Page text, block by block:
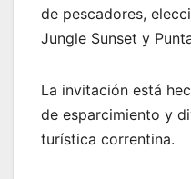
de pescadores,
Jungle Sunset y
La invitación está
de esparcimiento y
turística correntina.